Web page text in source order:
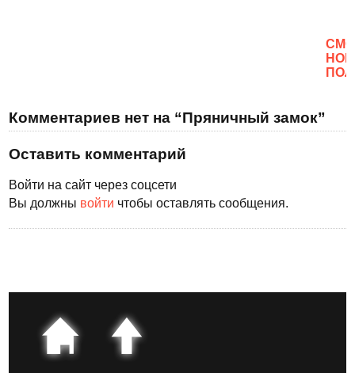
Комментариев нет на “Пряничный замок”
Оставить комментарий
Войти на сайт через соцсети
Вы должны войти чтобы оставлять сообщения.